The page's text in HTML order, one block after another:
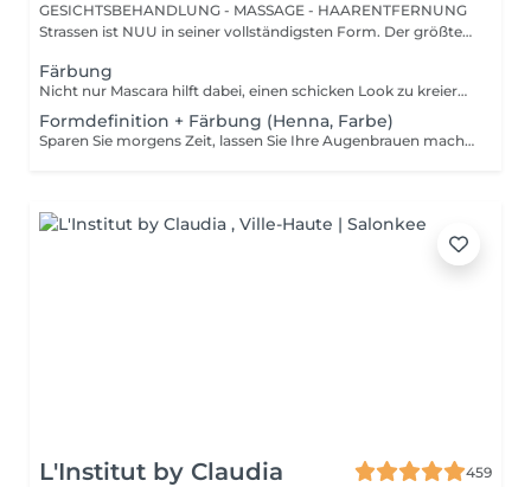
GESICHTSBEHANDLUNG - MASSAGE - HAARENTFERNUNG
Strassen ist NUU in seiner vollständigsten Form. Der größte
Färbung
Nicht nur Mascara hilft dabei, einen schicken Look zu kreieren, sondern auch das Färben Ihrer Wimpern! Wie wird das Wimpern färben durchgeführt? - Wimpern werden gewaschen - Augencreme wird aufgetragen - Klebeband und die Patches werden aufgetragen - färben - Klebeband und die Patches werden entfernt Altersbeschränkungen: empfohlenes Mindestalter ab 14 Jahren. Empfehlungen nach dem Eingriff: die Wimpern 24 Stunden nach dem Eingriff nicht nass machen. Frequenz: einmal in 2-3 Wochen.
Formdefinition + Färbung (Henna, Farbe)
Sparen Sie morgens Zeit, lassen Sie Ihre Augenbrauen machen! Wie wird die Formgebung und das Färben durchgeführt? - Beratung (um die perfekte Form und Farbe zu besprechen) - Vorbereitung (Augenbrauen werden gewaschen und markiert) - wachsen (Überschüssige Haare werden mit Wachs entfernt) - zupfen (Überschüssige Haare werden mit einer Pinzette entfernt) - färben (Farbe oder Henna wird aufgetragen) - Überschüssige Farbe wird entfernt - Antiseptikum und Creme werden aufgetragen Altersbeschränkungen: empfohlenes Mindestalter ab 14 Jahren. Empfehlungen nach dem Eingriff: die Augenbrauen 12 Stunden lang nicht waschen und kein Make-up auftragen. Frequenz: einmal in 3-4 Wochen.
L'Institut by Claudia
459